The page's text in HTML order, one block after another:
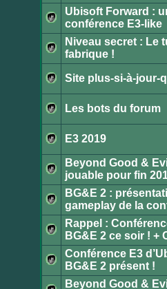
message
non
lu
Aucun
message
non
lu
Ubisoft Forward :
conférence E3-like
Aucun
message
non
lu
Niveau secret : Le
fabrique !
message
non
lu
Site plus-si-à-jour-
message
non
lu
Les bots du forum
message
non
lu
E3 2019
Aucun
message
non
lu
Beyond Good &
jouable pour fin
Aucun
message
non
lu
BG&E 2 :
gameplay de la
Aucun
message
non
lu
Rappel :
BG&E 2 ce soir ! +
Aucun
message
non
Conférence E3
BG&E 2 présent !
Beyond Good &